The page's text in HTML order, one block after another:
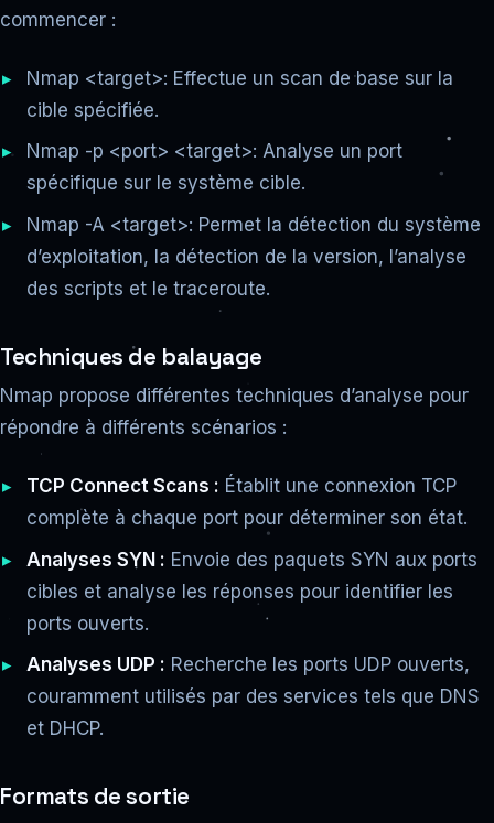
commencer :
Nmap <target>: Effectue un scan de base sur la
cible spécifiée.
Nmap -p <port> <target>: Analyse un port
spécifique sur le système cible.
Nmap -A <target>: Permet la détection du système
d’exploitation, la détection de la version, l’analyse
des scripts et le traceroute.
Techniques de balayage
Nmap propose différentes techniques d’analyse pour
répondre à différents scénarios :
TCP Connect Scans : Établit une connexion TCP
complète à chaque port pour déterminer son état.
Analyses SYN : Envoie des paquets SYN aux ports
cibles et analyse les réponses pour identifier les
ports ouverts.
Analyses UDP : Recherche les ports UDP ouverts,
couramment utilisés par des services tels que DNS
et DHCP.
Formats de sortie